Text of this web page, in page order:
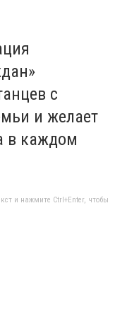
с
и желает
в каждом
и нажмите Ctrl+Enter, чтобы